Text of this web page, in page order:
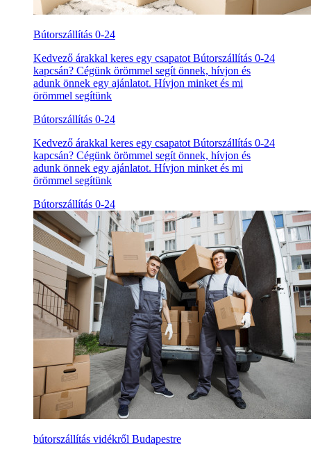
Bútorszállítás 0-24
Kedvező árakkal keres egy csapatot Bútorszállítás 0-24
kapcsán? Cégünk örömmel segít önnek, hívjon és
adunk önnek egy ajánlatot. Hívjon minket és mi
örömmel segítünk
Bútorszállítás 0-24
Kedvező árakkal keres egy csapatot Bútorszállítás 0-24
kapcsán? Cégünk örömmel segít önnek, hívjon és
adunk önnek egy ajánlatot. Hívjon minket és mi
örömmel segítünk
Bútorszállítás 0-24
bútorszállítás vidékről Budapestre